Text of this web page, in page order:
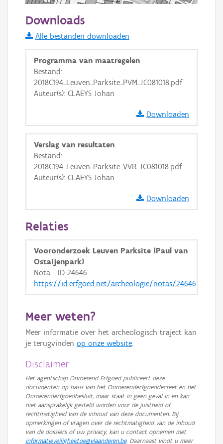
Informatie Vlaanderen
i
+ −
Basis Lagen
OSM-Basiskaart
GRB-Basiskaart
GRB-Basiskaart in grijswaarden
Downloads
Alle bestanden downloaden
Programma van maatregelen
Bestand:
2018C194_Leuven_Parksite_PVM_JC081018.pdf
Auteur(s): CLAEYS Johan
Downloaden
Verslag van resultaten
Bestand:
2018C194_Leuven_Parksite_VVR_JC081018.pdf
Auteur(s): CLAEYS Johan
Downloaden
Relaties
Vooronderzoek Leuven Parksite (Paul van
Ostaijenpark)
Nota - ID 24646
https://id.erfgoed.net/archeologie/notas/24646
Meer weten?
Meer informatie over het archeologisch traject kan
je terugvinden op onze website.
Disclaimer
Het agentschap Onroerend Erfgoed publiceert deze
documenten op basis van het Onroerenderfgoeddecreet en het
Onroerenderfgoedbesluit, maar staat in geen geval in en kan
niet aansprakelijk gesteld worden voor de juistheid of
rechtmatigheid van de inhoud van deze documenten. Bij
opmerkingen of vragen over de rechtmatigheid van de inhoud
van de dossiers of uw privacy, kan u contact opnemen met
informatieveiligheid.oe@vlaanderen.be. Daarnaast vindt u meer